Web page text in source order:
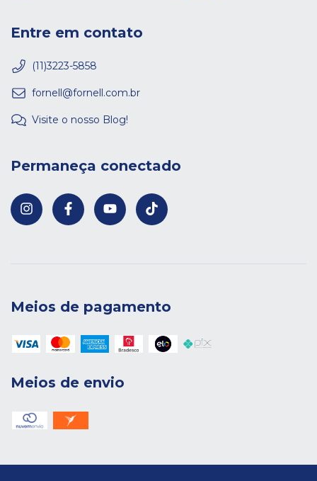
Entre em contato
(11)3223-5858
fornell@fornell.com.br
Visite o nosso Blog!
Permaneça conectado
Meios de pagamento
Meios de envio